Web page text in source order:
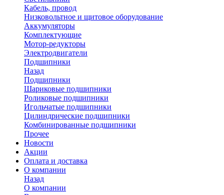
Кабель, провод
Низковольтное и щитовое оборудование
Аккумуляторы
Комплектующие
Мотор-редукторы
Электродвигатели
Подшипники
Назад
Подшипники
Шариковые подшипники
Роликовые подшипники
Игольчатые подшипники
Цилиндрические подшипники
Комбинированные подшипники
Прочее
Новости
Акции
Оплата и доставка
О компании
Назад
О компании